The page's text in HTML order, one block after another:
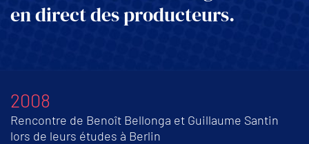
en direct des producteurs.
2008
Rencontre de Benoît Bellonga et Guillaume Santin
lors de leurs études à Berlin